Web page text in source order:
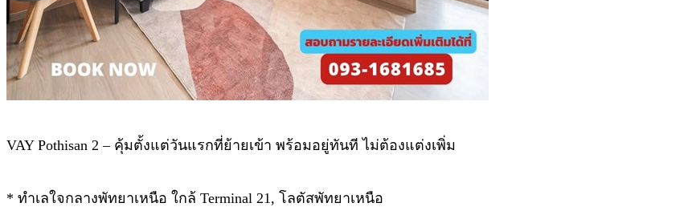
VAY Pothisan 2 – คุ้มตั้งแต่วันแรกที่ย้ายเข้า พร้อมอยู่ทันที ไม่ต้องแต่งเพิ่ม
* ทำเลใจกลางพัทยาเหนือ ใกล้ Terminal 21, โลตัสพัทยาเหนือ